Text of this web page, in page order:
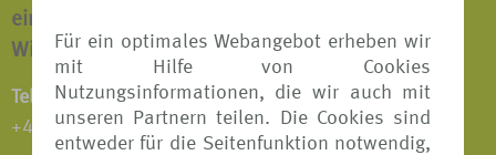
Für ein optimales Webangebot erheben wir
mit Hilfe von Cookies
Nutzungsinformationen, die wir auch mit
unseren Partnern teilen. Die Cookies sind
entweder für die Seitenfunktion notwendig,
einfach an.
Wir beraten Sie gerne!
Telefon:
+49 511 8798 9809